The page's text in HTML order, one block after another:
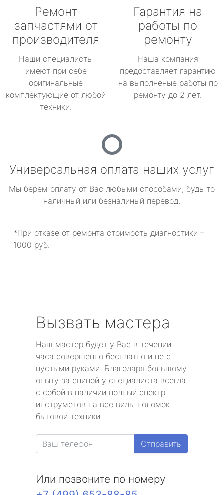
Ремонт
запчастями от
производителя
Наши специалисты
имеют при себе
оригинальные
комплектующие от любой
техники.
Гарантия на
работы по
ремонту
Наша компания
предоставляет гарантию
на выполненые работы по
ремонту до 2 лет.
Универсальная оплата наших услуг
Мы берем оплату от Вас любыми способами, будь то
наличный или безналиный перевод.
*При отказе от ремонта стоимость диагностики –
1000 руб.
Вызвать мастера
Наш мастер будет у Вас в течении
часа совершенно бесплатно и не с
пустыми руками. Благодаря большому
опыту за спиной у специалиста всегда
с собой в наличии полный спектр
инструметов на все виды поломок
бытовой техники.
Отправить
Или позвоните по номеру